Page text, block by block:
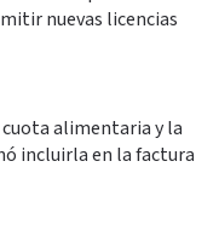
nuevas licencias
alimentaria y la
incluirla en la factura